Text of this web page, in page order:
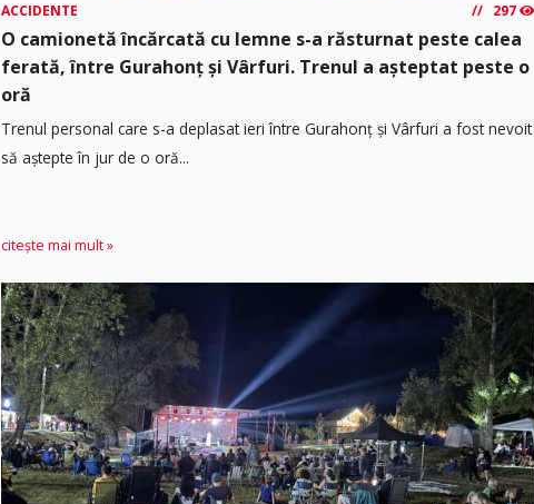
ACCIDENTE 297
O camionetă încărcată cu lemne s-a răsturnat peste calea
ferată, între Gurahonț și Vârfuri. Trenul a așteptat peste o
oră
Trenul personal care s-a deplasat ieri între Gurahonț și Vârfuri a fost nevoit
să aștepte în jur de o oră...
citește mai mult »